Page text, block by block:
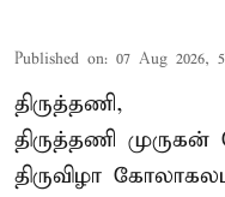
Published on: 07 Aug 2026,
திருத்தணி,
திருத்தணி முருகன்
திருவிழா